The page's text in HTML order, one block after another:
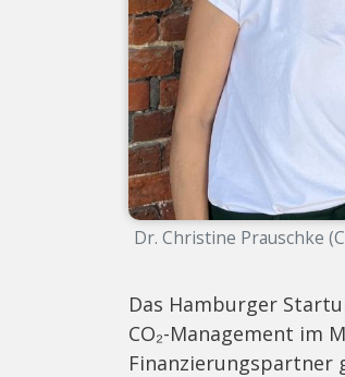
Dr. Christine Prauschke
Das Hamburger
CO₂-Management im
Finanzierungspartner